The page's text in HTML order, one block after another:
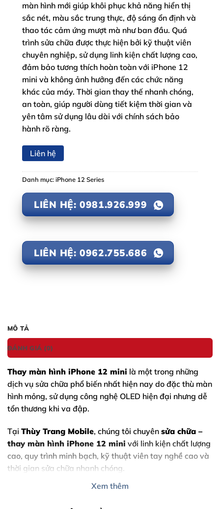
màn hình mới giúp khôi phục khả năng hiển thị
sắc nét, màu sắc trung thực, độ sáng ổn định và
thao tác cảm ứng mượt mà như ban đầu. Quá
trình sửa chữa được thực hiện bởi kỹ thuật viên
chuyên nghiệp, sử dụng linh kiện chất lượng cao,
đảm bảo tương thích hoàn toàn với iPhone 12
mini và không ảnh hưởng đến các chức năng
khác của máy. Thời gian thay thế nhanh chóng,
an toàn, giúp người dùng tiết kiệm thời gian và
yên tâm sử dụng lâu dài với chính sách bảo
hành rõ ràng.
Liên hệ
Danh mục:iPhone 12 Series
LIÊN HỆ: 0981.926.999
LIÊN HỆ: 0962.755.686
MÔ TẢ
ĐÁNH GIÁ (0)
Thay màn hình iPhone 12 mini là một trong những
dịch vụ sửa chữa phổ biến nhất hiện nay do đặc thù màn
hình mỏng, sử dụng công nghệ OLED hiện đại nhưng dễ
tổn thương khi va đập.
Tại Thùy Trang Mobile, chúng tôi chuyên sửa chữa –
thay màn hình iPhone 12 mini với linh kiện chất lượng
cao, quy trình minh bạch, kỹ thuật viên tay nghề cao và
thời gian sửa chữa nhanh chóng.
không tráo linh kiện – không phát sinh
Xem thêm